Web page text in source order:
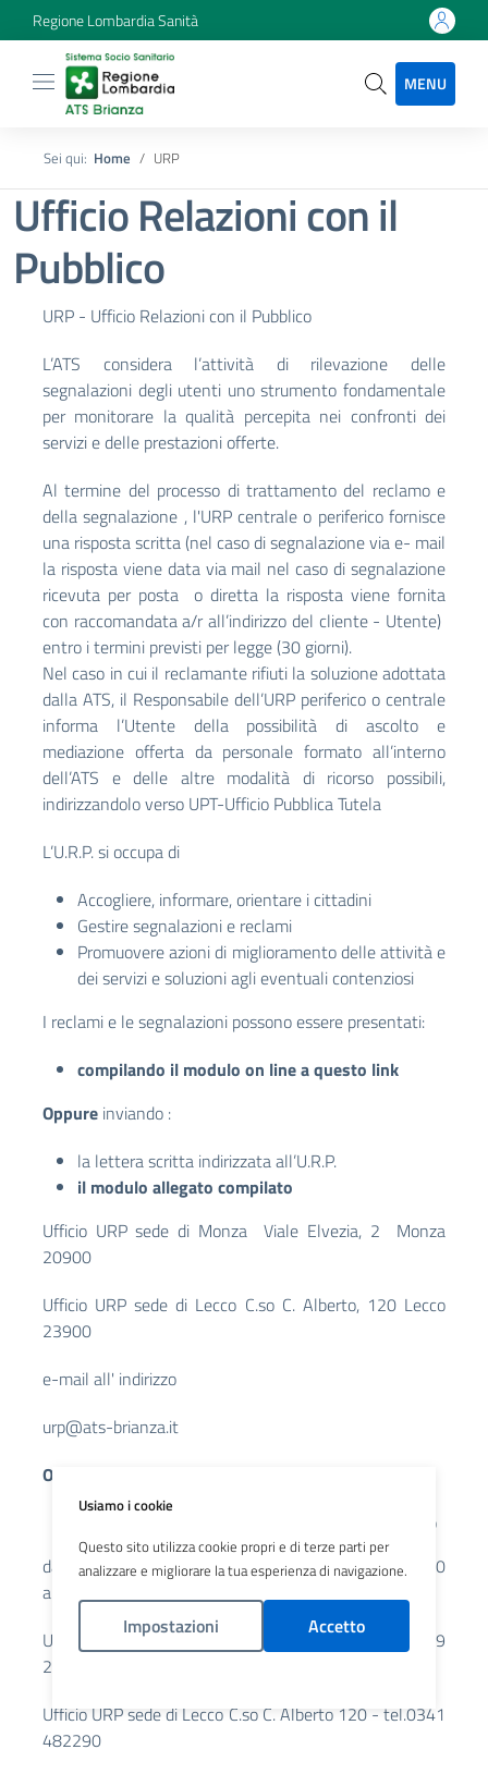
Regione Lombardia Sanità
MENU
Sei qui: Home URP
Ufficio Relazioni con il
Pubblico
URP - Ufficio Relazioni con il Pubblico
L’ATS considera l’attività di rilevazione delle
segnalazioni degli utenti uno strumento fondamentale
per monitorare la qualità percepita nei confronti dei
servizi e delle prestazioni offerte.
Al termine del processo di trattamento del reclamo e
della segnalazione , l'URP centrale o periferico fornisce
una risposta scritta (nel caso di segnalazione via e- mail
la risposta viene data via mail nel caso di segnalazione
ricevuta per posta o diretta la risposta viene fornita
con raccomandata a/r all’indirizzo del cliente - Utente)
entro i termini previsti per legge (30 giorni).
Nel caso in cui il reclamante rifiuti la soluzione adottata
dalla ATS, il Responsabile dell’URP periferico o centrale
informa l’Utente della possibilità di ascolto e
mediazione offerta da personale formato all’interno
dell’ATS e delle altre modalità di ricorso possibili,
indirizzandolo verso UPT-Ufficio Pubblica Tutela
L’U.R.P. si occupa di
Accogliere, informare, orientare i cittadini
Gestire segnalazioni e reclami
Promuovere azioni di miglioramento delle attività e
dei servizi e soluzioni agli eventuali contenziosi
I reclami e le segnalazioni possono essere presentati:
compilando il modulo on line a questo link
Oppure inviando :
la lettera scritta indirizzata all’U.R.P.
il modulo allegato compilato
Ufficio URP sede di Monza Viale Elvezia, 2 Monza
20900
Ufficio URP sede di Lecco C.so C. Alberto, 120 Lecco
23900
e-mail all' indirizzo
urp@ats-brianza.it
Oppure
telefonicamente - accesso solo su appuntamento
da lunedi a venerdi dalle 9.00 alle 12.00 e dalle 14.30
alle 15.30
Ufficio URP sede di Monza viale Elvezia 2 - tel.039
2384992
Ufficio URP sede di Lecco C.so C. Alberto 120 - tel.0341
482290
Usiamo i cookie
Questo sito utilizza cookie propri e di terze parti per
analizzare e migliorare la tua esperienza di navigazione.
Impostazioni Accetto